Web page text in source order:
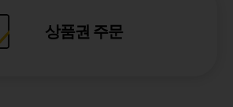
상품권 주문